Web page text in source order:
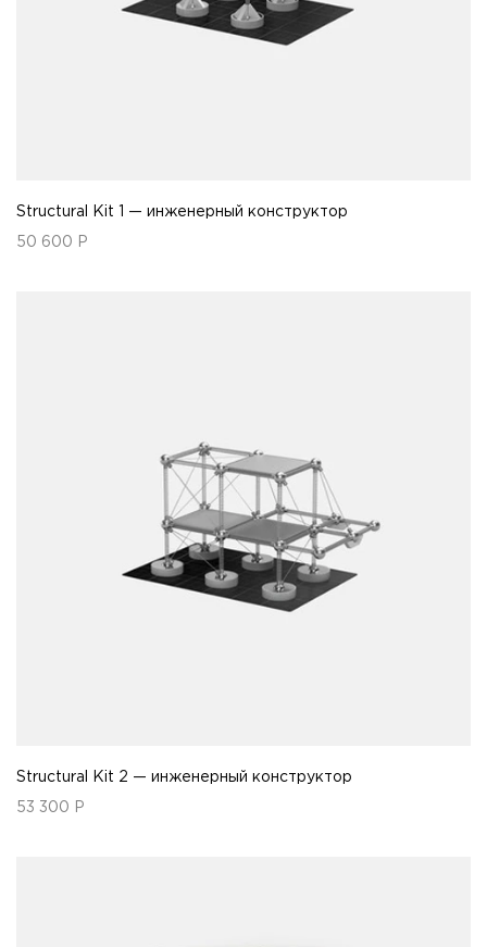
Structural Kit 1 — инженерный конструктор
50 600 Р
Structural Kit 2 — инженерный конструктор
53 300 Р